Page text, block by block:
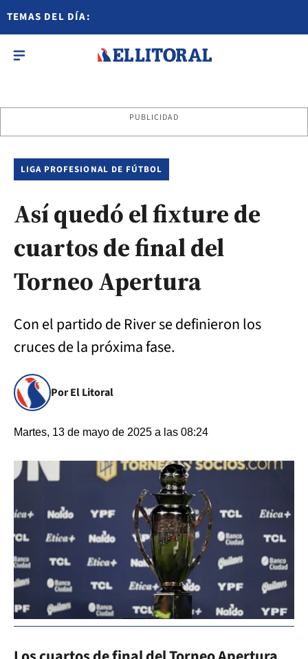
TEMAS DEL DÍA:
PUBLICIDAD
LIGA PROFESIONAL DE FÚTBOL
Así quedó el fixture de
cuartos de final del
Torneo Apertura
Con el partido de River se definieron los
cruces de la próxima fase.
Por El Litoral
Martes, 13 de mayo de 2025 a las 08:24